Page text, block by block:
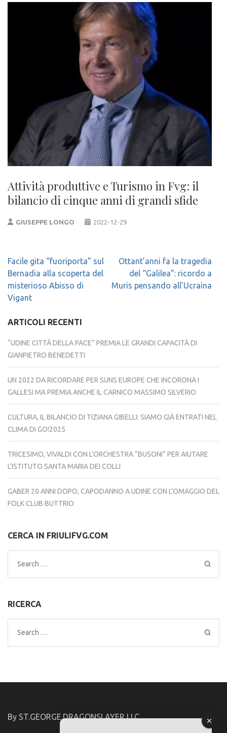
Attività produttive e Turismo in Fvg: il
bilancio di cinque anni di grandi sfide
GIUSEPPE LONGO 2022-12-29
Navigazione
articoli
Facile gita “fuoriporta” sul
Bernadia alla scoperta del
misterioso Abisso di
Vigant
Ottant’anni fa la tragedia
del “Galilea”: ricordo a
Muris pensando all’Ucraina
ARTICOLI RECENTI
“UDINE CITTÀ DELLA PACE” PREMIA LE GRANDI CAPACITÀ DI
GIANPIETRO BENEDETTI
UN 2022 DA RICORDARE PER SUNS EUROPE CHE INCORONA I
GALLESI MA PREMIA ANCHE IL CARNICO MASSIMO SILVERIO
CULTURA, IL BILANCIO DI TIZIANA GIBELLI: SIAMO GIÀ ENTRATI NEL
CLIMA DI GO!2025
TRICESIMO, VIVALDI CON L’ORCHESTRA “BUSONI” PER AIUTARE
L’ISTITUTO SANTA MARIA DEI COLLI
GABER 20 ANNI DOPO, CAPODANNO A UDINE CON L’OMAGGIO DEL
FOLK CLUB BUTTRIO
CERCA IN FRIULIFVG.COM
Search
for:
RICERCA
Search
for:
By ST.GEORGE.DRAGONSLAYER LLC